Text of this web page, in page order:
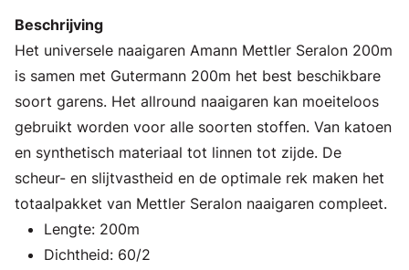
Beschrijving
Het universele naaigaren Amann Mettler Seralon 200m
is samen met Gutermann 200m het best beschikbare
soort garens. Het allround naaigaren kan moeiteloos
gebruikt worden voor alle soorten stoffen. Van katoen
en synthetisch materiaal tot linnen tot zijde. De
scheur- en slijtvastheid en de optimale rek maken het
totaalpakket van Mettler Seralon naaigaren compleet.
Lengte: 200m
Dichtheid: 60/2